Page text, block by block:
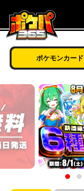
ポケモンカード